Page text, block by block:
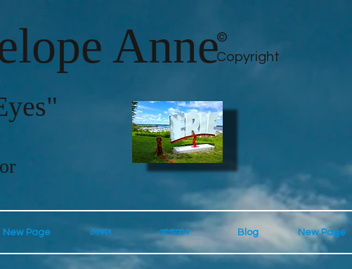
New Page দোকান যোগাযোগ Blog New Page
Anne©
Copyright